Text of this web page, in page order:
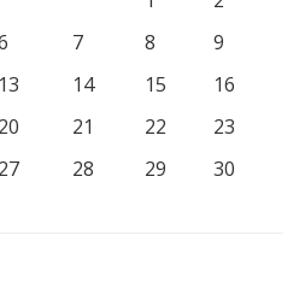
7 8
9
13 14 15
16
20 21 22
23
27 28 29
30